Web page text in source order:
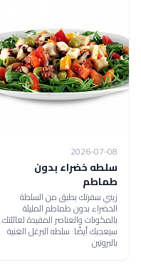
2026-07-08
سلطه خضراء بدون
طماطم
زيني سفرتك بطبق من السلطة
الخضراء بدون طماطم المليئة
بالمكونات والعناصر المفيدة لعائلتك.
سيعجبك أيضًا: سلطه البرغل الغنية
بالبروتين